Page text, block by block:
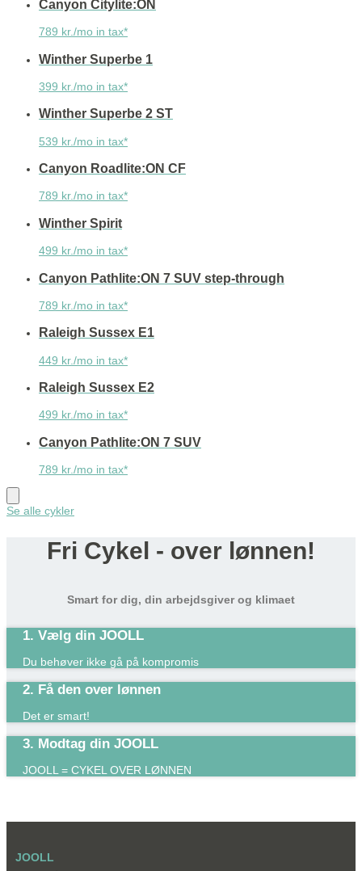
Canyon Citylite:ON
789 kr./mo in tax*
Winther Superbe 1
399 kr./mo in tax*
Winther Superbe 2 ST
539 kr./mo in tax*
Canyon Roadlite:ON CF
789 kr./mo in tax*
Winther Spirit
499 kr./mo in tax*
Canyon Pathlite:ON 7 SUV step-through
789 kr./mo in tax*
Raleigh Sussex E1
449 kr./mo in tax*
Raleigh Sussex E2
499 kr./mo in tax*
Canyon Pathlite:ON 7 SUV
789 kr./mo in tax*
Se alle cykler
Fri Cykel - over lønnen!
Smart for dig, din arbejdsgiver og klimaet
1. Vælg din JOOLL
Du behøver ikke gå på kompromis
2. Få den over lønnen
Det er smart!​
3. Modtag din JOOLL
JOOLL = CYKEL OVER LØNNEN
JOOLL